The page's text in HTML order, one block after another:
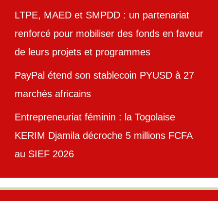
LTPE, MAED et SMPDD : un partenariat
renforcé pour mobiliser des fonds en faveur
de leurs projets et programmes
PayPal étend son stablecoin PYUSD à 27
marchés africains
Entrepreneuriat féminin : la Togolaise
KERIM Djamila décroche 5 millions FCFA
au SIEF 2026